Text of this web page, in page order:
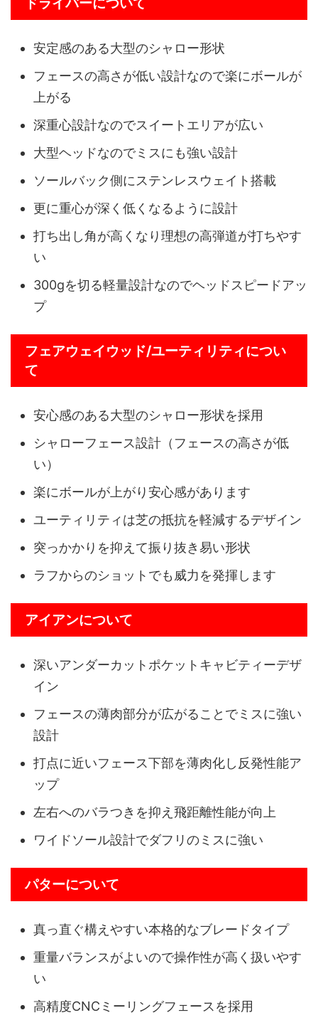
安定感のある大型のシャロー形状
フェースの高さが低い設計なので楽にボールが
上がる
深重心設計なのでスイートエリアが広い
大型ヘッドなのでミスにも強い設計
ソールバック側にステンレスウェイト搭載
更に重心が深く低くなるように設計
打ち出し角が高くなり理想の高弾道が打ちやす
い
300gを切る軽量設計なのでヘッドスピードアッ
プ
フェアウェイウッド/ユーティリティについ
て
安心感のある大型のシャロー形状を採用
シャローフェース設計（フェースの高さが低
い）
楽にボールが上がり安心感があります
ユーティリティは芝の抵抗を軽減するデザイン
突っかかりを抑えて振り抜き易い形状
ラフからのショットでも威力を発揮します
アイアンについて
深いアンダーカットポケットキャビティーデザ
イン
フェースの薄肉部分が広がることでミスに強い
設計
打点に近いフェース下部を薄肉化し反発性能ア
ップ
左右へのバラつきを抑え飛距離性能が向上
ワイドソール設計でダフリのミスに強い
パターについて
真っ直ぐ構えやすい本格的なブレードタイプ
重量バランスがよいので操作性が高く扱いやす
い
高精度CNCミーリングフェースを採用